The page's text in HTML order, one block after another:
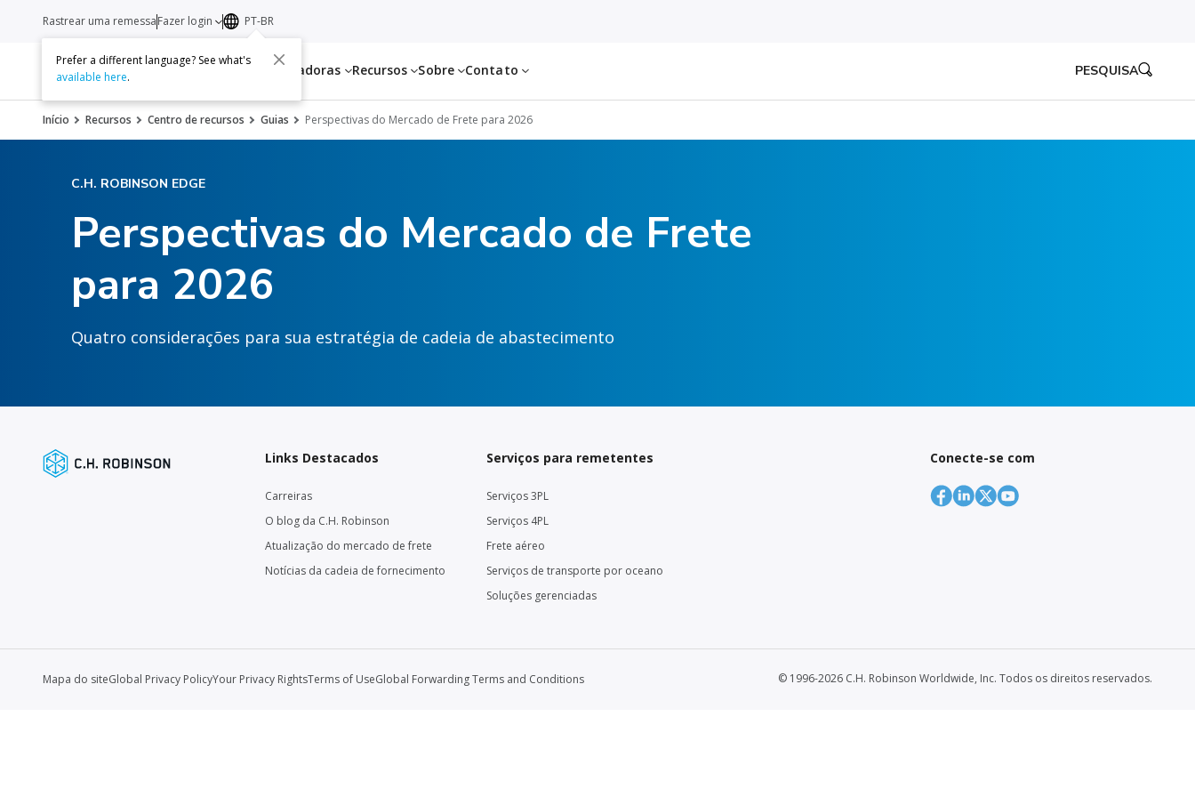
Serviços Transportadoras Recursos Sobre Contato
Rastrear uma remessaFazer login PT-BR
Prefer a different language? See what's
available here. PESQUISA
Início Recursos Centro de recursos Guias Perspectivas do Mercado de Frete para 2026
C.H. ROBINSON EDGE
Perspectivas do Mercado de Frete
para 2026
Quatro considerações para sua estratégia de cadeia de abastecimento
Links Destacados
Carreiras
O blog da C.H. Robinson
Atualização do mercado de frete
Notícias da cadeia de fornecimento
Serviços para remetentes
Serviços 3PL
Serviços 4PL
Frete aéreo
Serviços de transporte por oceano
Soluções gerenciadas
Conecte-se com
Mapa do siteGlobal Privacy PolicyYour Privacy RightsTerms of UseGlobal Forwarding Terms and Conditions © 1996-2026 C.H. Robinson Worldwide, Inc. Todos os direitos reservados.